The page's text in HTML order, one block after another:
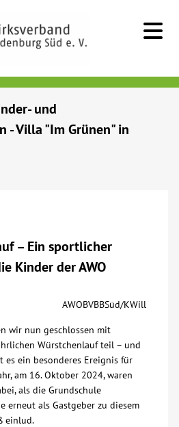
und
- Villa "Im Grünen" in
– Ein sportlicher
Kinder der AWO
AWOBVBBSüd/KWill
wir nun geschlossen mit
Würstchenlauf teil – und
es ein besonderes Ereignis für
am 16. Oktober 2024, waren
als die Grundschule
erneut als Gastgeber zu diesem
einlud.